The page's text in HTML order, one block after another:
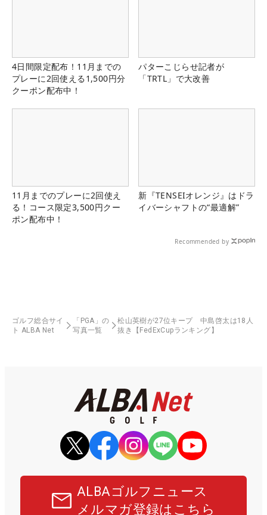
4日間限定配布！11月までの
プレーに2回使える1,500円分
クーポン配布中！
パターこじらせ記者が
「TRTL」で大改善
11月までのプレーに2回使え
る！コース限定3,500円クー
ポン配布中！
新『TENSEIオレンジ』はドラ
イバーシャフトの“最適解”
Recommended by
ゴルフ総合サイ
ト ALBA Net
「PGA」の
写真一覧
松山英樹が27位キープ 中島啓太は18人
抜き【FedExCupランキング】
ALBAゴルフニュース
メルマガ登録はこちら